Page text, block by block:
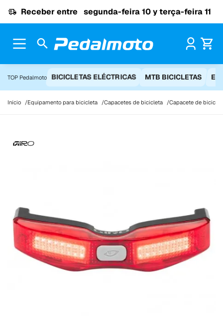
Receber entre segunda-feira 10 y terça-feira 11
TOP Pedalmoto BICICLETAS ELÉCTRICAS MTB BICICLETAS
Início Equipamento para bicicleta Capacetes de bicicleta Capacete de